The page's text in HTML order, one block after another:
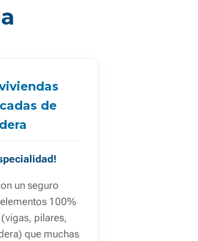
de
un seguro
100%
pilares,
que muchas